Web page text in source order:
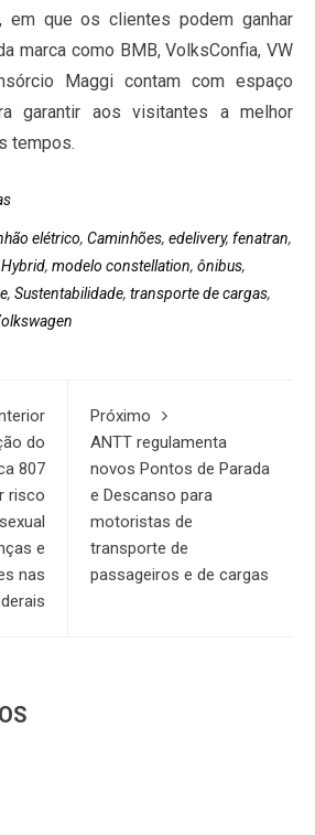
em que os clientes podem ganhar
marca como BMB, VolksConfia, VW
Maggi contam com espaço
garantir aos visitantes a melhor
tempos.
elétrico, Caminhões, edelivery, fenatran,
, modelo constellation, ônibus,
, Sustentabilidade, transporte de cargas,
do
807
risco
e
nas
Próximo
ANTT regulamenta
novos Pontos de Parada
e Descanso para
motoristas de
transporte de
passageiros e de cargas